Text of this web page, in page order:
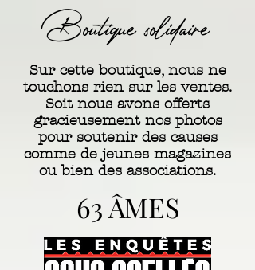
Boutique solidaire
Sur cette boutique, nous ne
touchons rien sur les ventes.
Soit nous avons offerts
gracieusement nos photos
pour soutenir des causes
comme de jeunes magazines
ou bien des associations.
63 ÂMES